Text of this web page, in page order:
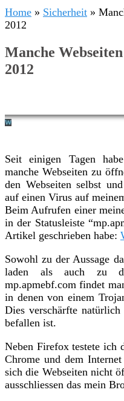
Home » Sicherheit »
2012
Manche
2012
Seit einigen Tagen
manche Webseiten zu
den Webseiten selbst
auf einen Virus auf
Beim Aufrufen einer
in der Statusleiste
Artikel geschrieben habe:
Sowohl zu der Aussage
laden als auch zu
mp.apmebf.com findet
in denen von einem
Dies verschärfte
befallen ist.
Neben Firefox testete ich
Chrome und dem
sich die Webseiten nicht
ausschliessen das mein